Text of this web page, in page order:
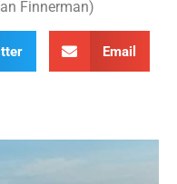
Finnerman)
Email